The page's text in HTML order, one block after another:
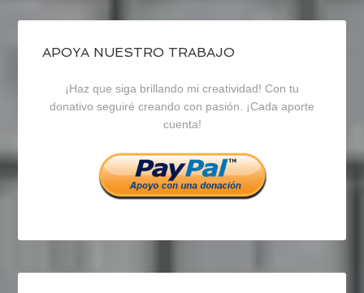
de
blogrecursosep
en
Facebook
de
recursosep
en
Twitter
de
recursosep
en
Instagram
APOYA NUESTRO TRABAJO
¡Haz que siga brillando mi creatividad! Con tu
donativo seguiré creando con pasión. ¡Cada aporte
cuenta!